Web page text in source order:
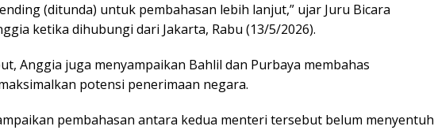
(ditunda) untuk pembahasan lebih lanjut,” ujar Juru Bicara
ketika dihubungi dari Jakarta, Rabu (13/5/2026).
Anggia juga menyampaikan Bahlil dan Purbaya membahas
potensi penerimaan negara.
pembahasan antara kedua menteri tersebut belum menyentuh